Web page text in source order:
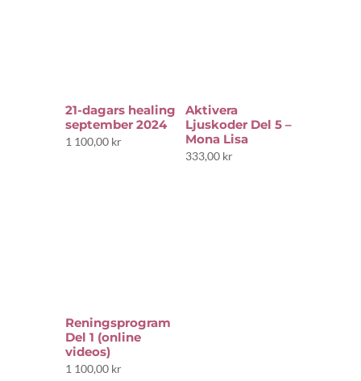
21-dagars healing
september 2024
1 100,00 kr
Aktivera
Ljuskoder Del 5 –
Mona Lisa
333,00 kr
Reningsprogram
Del 1 (online
videos)
1 100,00 kr